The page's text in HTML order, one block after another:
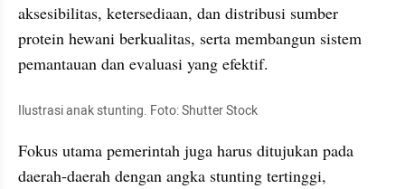
aksesibilitas, ketersediaan, dan distribusi sumber
protein hewani berkualitas, serta membangun sistem
pemantauan dan evaluasi yang efektif.
Ilustrasi anak stunting. Foto: Shutter Stock
Fokus utama pemerintah juga harus ditujukan pada
daerah-daerah dengan angka stunting tertinggi,